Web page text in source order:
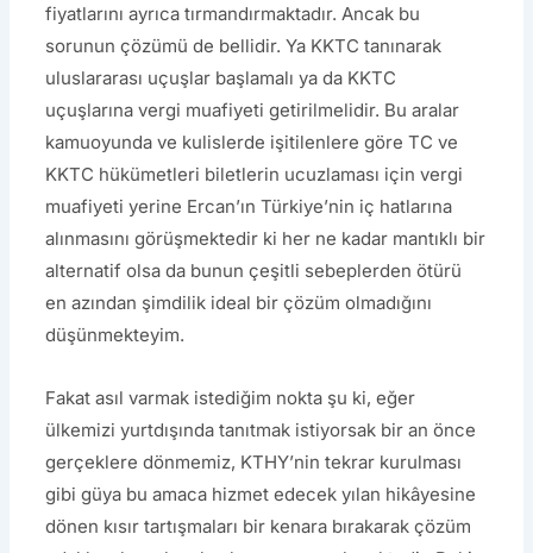
fiyatlarını ayrıca tırmandırmaktadır. Ancak bu
sorunun çözümü de bellidir. Ya KKTC tanınarak
uluslararası uçuşlar başlamalı ya da KKTC
uçuşlarına vergi muafiyeti getirilmelidir. Bu aralar
kamuoyunda ve kulislerde işitilenlere göre TC ve
KKTC hükümetleri biletlerin ucuzlaması için vergi
muafiyeti yerine Ercan’ın Türkiye’nin iç hatlarına
alınmasını görüşmektedir ki her ne kadar mantıklı bir
alternatif olsa da bunun çeşitli sebeplerden ötürü
en azından şimdilik ideal bir çözüm olmadığını
düşünmekteyim.
Fakat asıl varmak istediğim nokta şu ki, eğer
ülkemizi yurtdışında tanıtmak istiyorsak bir an önce
gerçeklere dönmemiz, KTHY’nin tekrar kurulması
gibi güya bu amaca hizmet edecek yılan hikâyesine
dönen kısır tartışmaları bir kenara bırakarak çözüm